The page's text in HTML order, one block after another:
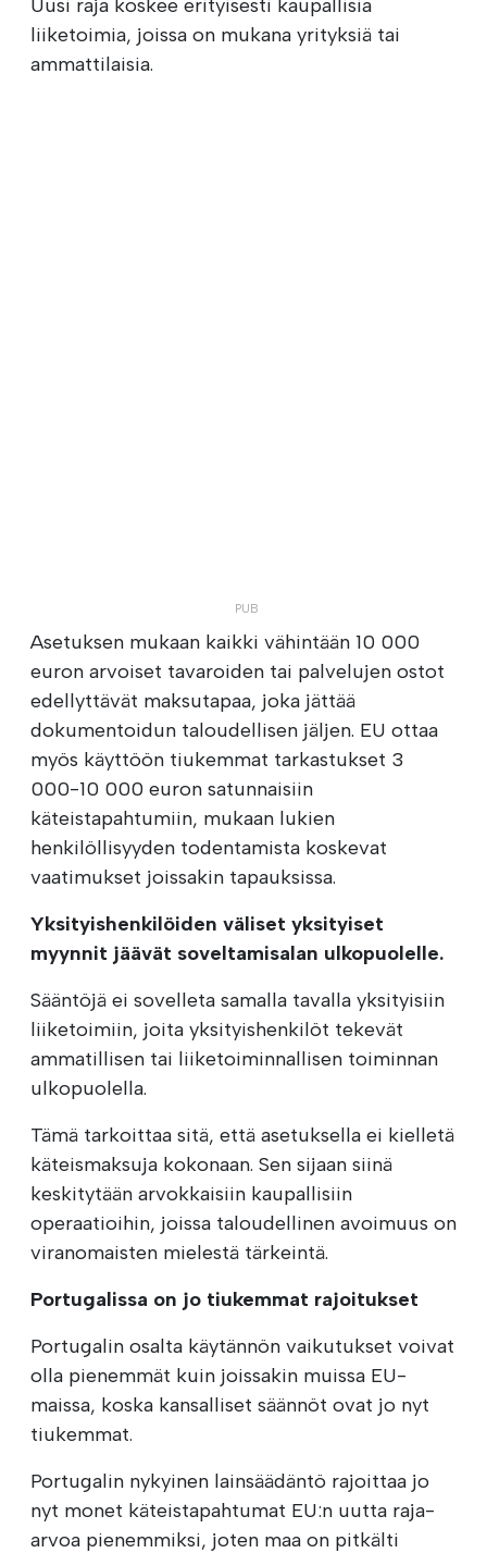
Uusi raja koskee erityisesti kaupallisia
liiketoimia, joissa on mukana yrityksiä tai
ammattilaisia.
Asetuksen mukaan kaikki vähintään 10 000
euron arvoiset tavaroiden tai palvelujen ostot
edellyttävät maksutapaa, joka jättää
dokumentoidun taloudellisen jäljen. EU ottaa
myös käyttöön tiukemmat tarkastukset 3
000-10 000 euron satunnaisiin
käteistapahtumiin, mukaan lukien
henkilöllisyyden todentamista koskevat
vaatimukset joissakin tapauksissa.
Yksityishenkilöiden väliset yksityiset
myynnit jäävät soveltamisalan ulkopuolelle.
Sääntöjä ei sovelleta samalla tavalla yksityisiin
liiketoimiin, joita yksityishenkilöt tekevät
ammatillisen tai liiketoiminnallisen toiminnan
ulkopuolella.
Tämä tarkoittaa sitä, että asetuksella ei kielletä
käteismaksuja kokonaan. Sen sijaan siinä
keskitytään arvokkaisiin kaupallisiin
operaatioihin, joissa taloudellinen avoimuus on
viranomaisten mielestä tärkeintä.
Portugalissa on jo tiukemmat rajoitukset
Portugalin osalta käytännön vaikutukset voivat
olla pienemmät kuin joissakin muissa EU-
maissa, koska kansalliset säännöt ovat jo nyt
tiukemmat.
Portugalin nykyinen lainsäädäntö rajoittaa jo
nyt monet käteistapahtumat EU:n uutta raja-
arvoa pienemmiksi, joten maa on pitkälti